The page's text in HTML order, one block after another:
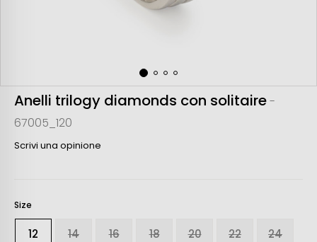
Anelli trilogy diamonds con solitaire-
67005_120
Scrivi una opinione
Size
12 14 16 18 20 22 24